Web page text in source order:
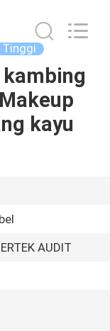
Tinggi
kayu
AUDIT